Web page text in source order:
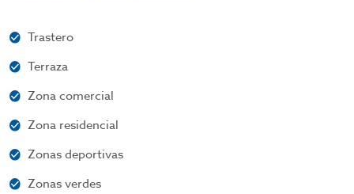
Trastero
Terraza
Zona comercial
Zona residencial
Zonas deportivas
Zonas verdes